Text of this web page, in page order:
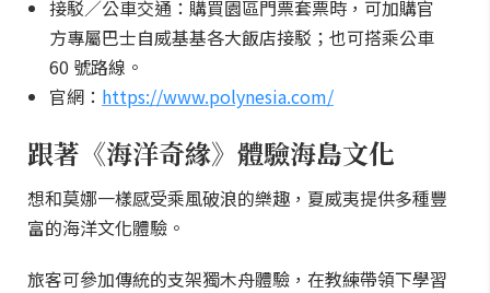
接駁／公車交通：購買園區門票套票時，可加購官
方專屬巴士自威基基各大飯店接駁；也可搭乘公車
60 號路線。
官網： https://www.polynesia.com/
跟著《海洋奇緣》體驗海島文化
想和莫娜一樣感受乘風破浪的樂趣，夏威夷提供多種豐
富的海洋文化體驗。
旅客可參加傳統的支架獨木舟體驗，在教練帶領下學習